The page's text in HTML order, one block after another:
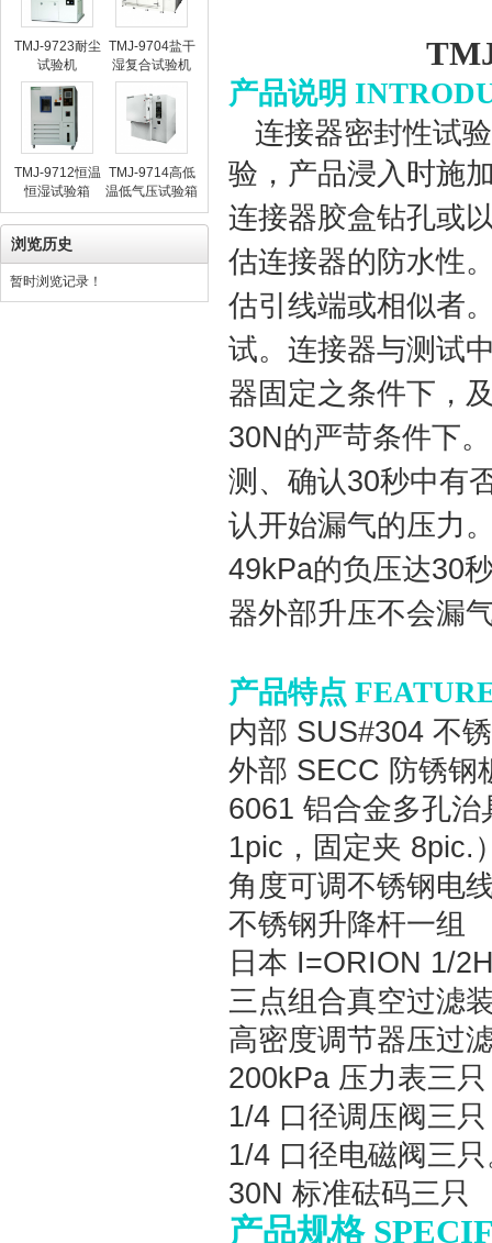
TMJ-9723耐尘
试验机
TMJ-9704盐干
湿复合试验机
TMJ-9712恒温
恒湿试验箱
TMJ-9714高低
温低气压试验箱
浏览历史
暂时浏览记录！
产品说明
连接器密封性试
验，产品浸入时施
连接器胶盒钻孔或
估连接器的防水性
估引线端或相似者
试。连接器与测试
器固定之条件下，
30N的严苛条件下
测 、确认30秒中有
认开始漏气的压力
49kPa的负压达30
器外部升压不会漏
产品特点
内部 SUS#304 不
外部 SECC 防锈钢
6061 铝合金多孔治
1pic ，固定夹 8pic.
角度可调不锈钢电
不锈钢升降杆一组
日本 I=ORION 1/
三点组合真空过滤
高密度调节器压过
200kPa 压力表三只
1/4 口径调压阀三只
1/4 口径电磁阀三
30N 标准砝码三只
产品规格